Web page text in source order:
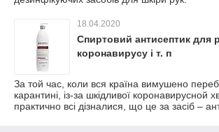
18.04.2020
Спиртовий антисептик для
коронавирусу і т. п
За той час, коли вся країна вимушено
карантині, із-за шкідливої коронавирусной
практично всі дізналися, що це за засіб –